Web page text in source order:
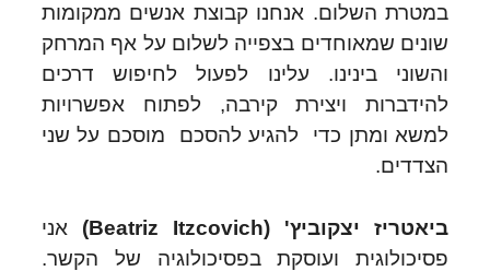
במטרת השלום. אנחנו קבוצת אנשים ממקומות
שונים שמאוחדים בצפייה לשלום על אף המרחק
והשוני בינינו. עלינו לפעול לחיפוש דרכים
להידברות ויצירת קירבה, לפתוח אפשרויות
למשא ומתן כדי להגיע להסכם מוסכם על שני
הצדדים.
ביאטריז יצקוביץ' (Beatriz Itzcovich)
אני
פסיכולוגית ועוסקת בפסיכולוגיה של הקשר.